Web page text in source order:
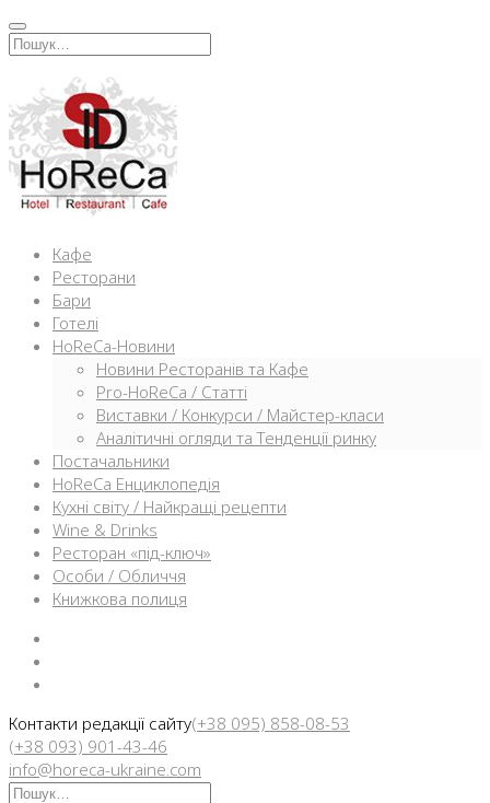
Перейти
кИскать:
Кафе
Ресторани
Бари
Готелі
HoReCa-Новини
Новини Ресторанів та Кафе
Pro-HoReCa / Статті
Виставки / Конкурси / Майстер-класи
Аналітичні огляди та Тенденції ринку
Постачальники
HoReCa Енциклопедія
Кухні світу / Найкращі рецепти
Wine & Drinks
Ресторан «під-ключ»
Особи / Обличчя
Книжкова полиця
Контакти редакції сайту(+38 095) 858-08-53
(+38 093) 901-43-46
info@horeca-ukraine.com
Искать: